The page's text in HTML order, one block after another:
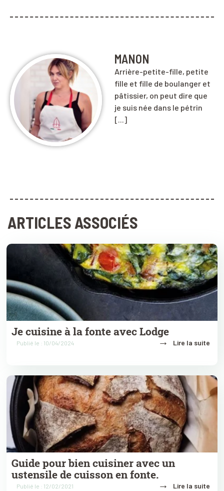
MANON
Arrière-petite-fille, petite
fille et fille de boulanger et
pâtissier, on peut dire que
je suis née dans le pétrin
[...]
ARTICLES ASSOCIÉS
Je cuisine à la fonte avec Lodge
Publié le : 10/04/2024 → Lire la suite
Guide pour bien cuisiner avec un
ustensile de cuisson en fonte.
Publié le : 12/02/2021 → Lire la suite